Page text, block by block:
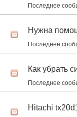
Последнее
Нужна
Последнее
Как убрать
Последнее
Hitachi